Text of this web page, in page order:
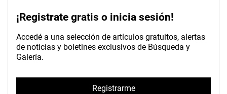
¡Registrate gratis o inicia sesión!
Accedé a una selección de artículos gratuitos, alertas
de noticias y boletines exclusivos de Búsqueda y
Galería.
Registrarme